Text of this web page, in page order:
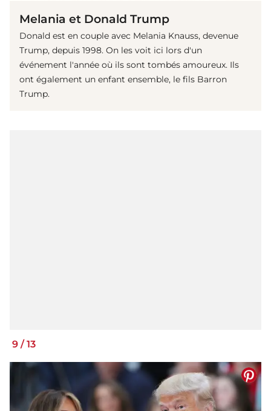
Melania et Donald Trump
Donald est en couple avec Melania Knauss, devenue
Trump, depuis 1998. On les voit ici lors d'un
événement l'année où ils sont tombés amoureux. Ils
ont également un enfant ensemble, le fils Barron
Trump.
9 /13